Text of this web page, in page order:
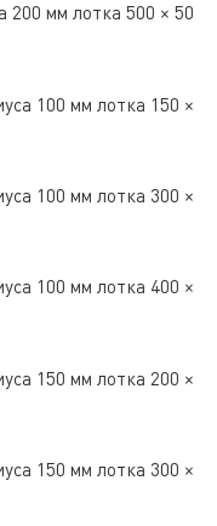
200 мм лотка 500 × 50
100 мм лотка 150 ×
100 мм лотка 300 ×
100 мм лотка 400 ×
150 мм лотка 200 ×
150 мм лотка 300 ×